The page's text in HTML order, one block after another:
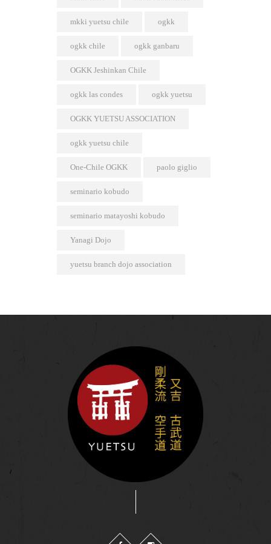
mkki yuetsu chile ogkk
ogkk chile ogkk ganbaru
OGKK Jeshinkan Chile
ogkk las condes ogkk yuetsu
OGKK YUETSU ASSOCIATION
ogkk yuetsu chile
One-Chile OGKK paolo giglio
seminario kobudo
seminario matayoshi kobudo
Yanagi Dojo
yuetsu branch dojo association